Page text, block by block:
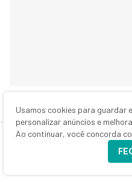
Vale lembrar que os
permitem o resgate do
as tributações seguem a
de Renda, como acontece
Usamos cookies para
personalizar anúncios e
Ao continuar, você concorda